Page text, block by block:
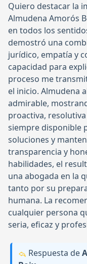
Quiero destacar la
Almudena Amorós
en todos los
demostró una
jurídico, empatía y
capacidad para
proceso me
el inicio. Almudena
admirable,
proactiva,
siempre disponible
soluciones y
transparencia y
habilidades, el
una abogada en la
tanto por su
humana. La
cualquier persona
seria, eficaz y
Respuesta de